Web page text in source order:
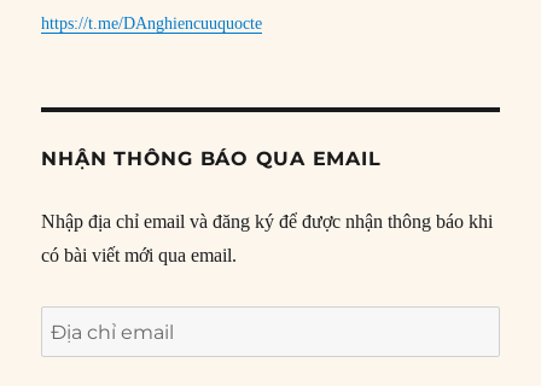
https://t.me/DAnghiencuuquocte
NHẬN THÔNG BÁO QUA EMAIL
Nhập địa chỉ email và đăng ký để được nhận thông báo khi
có bài viết mới qua email.
Địa
chỉ